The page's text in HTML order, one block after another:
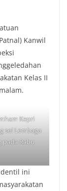
Kanwil
Kelas II
Kepri
sel Lembaga
pada Rabu
ini